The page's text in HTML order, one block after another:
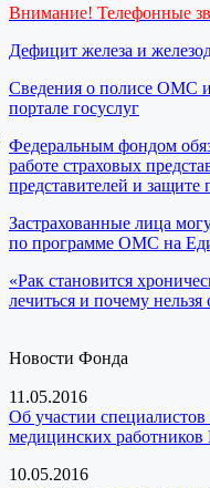
Внимание! Телефонные
Дефицит железа и
Сведения о полисе ОМС
портале госуслуг
Федеральным фондом
работе страховых
представителей и защите
Застрахованные лица
по программе ОМС на
«Рак становится
лечиться и почему нельзя
Новости Фонда
11.05.2016
Об участии
медицинских
10.05.2016